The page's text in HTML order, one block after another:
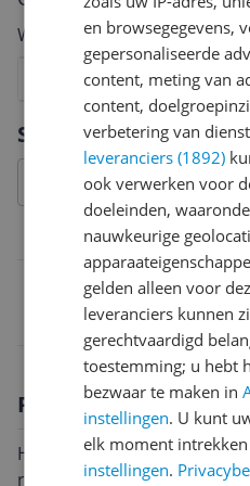
Specificaties
8720088262214
Productomschrijving
Het EXIT Stone zwembad
rechthoekig grijskleurig
Welk cijfer geef jij dit
5
4
3
2
Vraag 1
en browsegegevens,
gepersonaliseerde
content, meting van
content,
verbetering van
leveranciers (1892)
ook verwerken voor
doeleinden,
nauwkeurige
gelden alleen voor
leveranciers kunnen
gerechtvaardigd
toestemming; u hebt
bezwaar te maken in
instellingen. U kunt
elk moment
instellingen.